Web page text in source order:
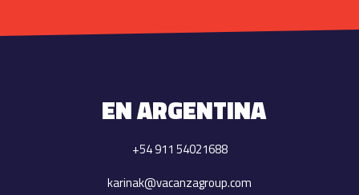
EN ARGENTINA
+54 911 54021688
karinak@vacanzagroup.com